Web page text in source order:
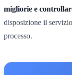
migliorie e
disposizione il
processo.